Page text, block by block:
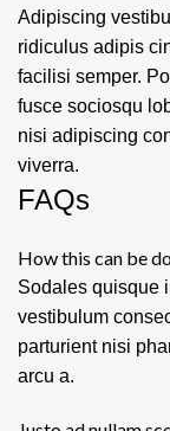
Adipiscing
ridiculus adipis
facilisi semper.
fusce sociosqu
nisi adipiscing
viverra.
FAQs
How this can be
Sodales quisque
vestibulum
parturient nisi
arcu a.